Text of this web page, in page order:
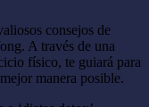
consejos de
A través de una
físico, te guiará para
manera posible.